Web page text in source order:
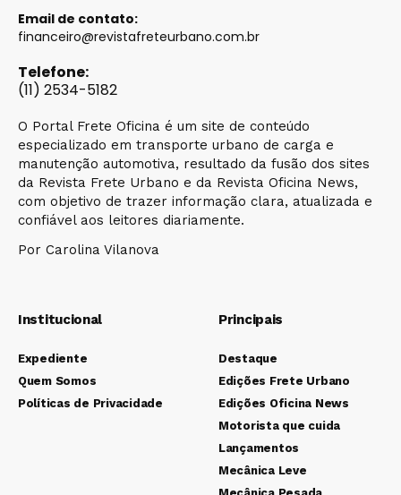
Email de contato:
financeiro@revistafreteurbano.com.br
Telefone:
(11) 2534-5182
O Portal Frete Oficina é um site de conteúdo
especializado em transporte urbano de carga e
manutenção automotiva, resultado da fusão dos sites
da Revista Frete Urbano e da Revista Oficina News,
com objetivo de trazer informação clara, atualizada e
confiável aos leitores diariamente.
Por Carolina Vilanova
Institucional
Expediente
Quem Somos
Políticas de Privacidade
Principais
Destaque
Edições Frete Urbano
Edições Oficina News
Motorista que cuida
Lançamentos
Mecânica Leve